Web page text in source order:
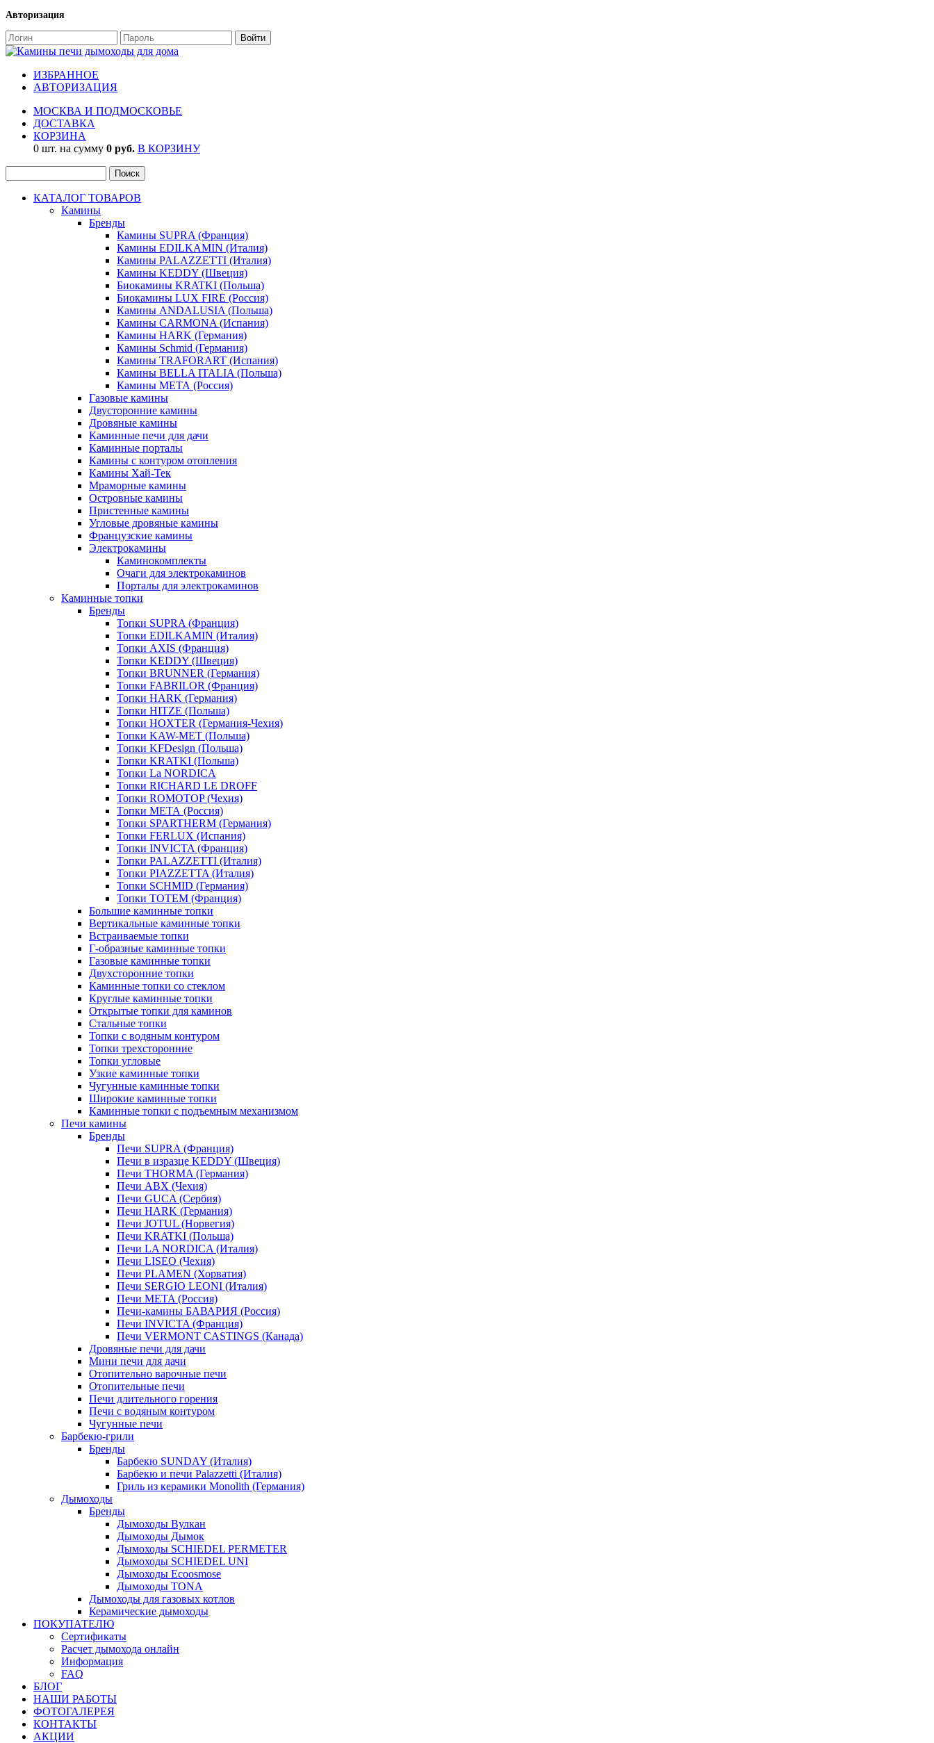
Авторизация
ИЗБРАННОЕ
АВТОРИЗАЦИЯ
МОСКВА И ПОДМОСКОВЬЕ
ДОСТАВКА
КОРЗИНА
0 шт. на сумму 0 руб. В КОРЗИНУ
КАТАЛОГ ТОВАРОВ
Камины
Бренды
Камины SUPRA (Франция)
Камины EDILKAMIN (Италия)
Камины PALAZZETTI (Италия)
Камины KEDDY (Швеция)
Биокамины KRATKI (Польша)
Биокамины LUX FIRE (Россия)
Камины ANDALUSIA (Польша)
Камины CARMONA (Испания)
Камины HARK (Германия)
Камины Schmid (Германия)
Камины TRAFORART (Испания)
Камины BELLA ITALIA (Польша)
Камины МЕТА (Россия)
Газовые камины
Двусторонние камины
Дровяные камины
Каминные печи для дачи
Каминные порталы
Камины с контуром отопления
Камины Хай-Тек
Мраморные камины
Островные камины
Пристенные камины
Угловые дровяные камины
Французские камины
Электрокамины
Каминокомплекты
Очаги для электрокаминов
Порталы для электрокаминов
Каминные топки
Бренды
Топки SUPRA (Франция)
Топки EDILKAMIN (Италия)
Топки AXIS (Франция)
Топки KEDDY (Швеция)
Топки BRUNNER (Германия)
Топки FABRILOR (Франция)
Топки HARK (Германия)
Топки HITZE (Польша)
Топки HOXTER (Германия-Чехия)
Топки KAW-MET (Польша)
Топки KFDesign (Польша)
Топки KRATKI (Польша)
Топки La NORDICA
Топки RICHARD LE DROFF
Топки ROMOTOP (Чехия)
Топки МЕТА (Россия)
Топки SPARTHERM (Германия)
Топки FERLUX (Испания)
Топки INVICTA (Франция)
Топки PALAZZETTI (Италия)
Топки PIAZZETTA (Италия)
Топки SCHMID (Германия)
Топки TOTEM (Франция)
Большие каминные топки
Вертикальные каминные топки
Встраиваемые топки
Г-образные каминные топки
Газовые каминные топки
Двухсторонние топки
Каминные топки со стеклом
Круглые каминные топки
Открытые топки для каминов
Стальные топки
Топки с водяным контуром
Топки трехсторонние
Топки угловые
Узкие каминные топки
Чугунные каминные топки
Широкие каминные топки
Каминные топки с подъемным механизмом
Печи камины
Бренды
Печи SUPRA (Франция)
Печи в изразце KEDDY (Швеция)
Печи THORMA (Германия)
Печи ABX (Чехия)
Печи GUCA (Сербия)
Печи HARK (Германия)
Печи JOTUL (Норвегия)
Печи KRATKI (Польша)
Печи LA NORDICA (Италия)
Печи LISEO (Чехия)
Печи PLAMEN (Хорватия)
Печи SERGIO LEONI (Италия)
Печи META (Россия)
Печи-камины БАВАРИЯ (Россия)
Печи INVICTA (Франция)
Печи VERMONT CASTINGS (Канада)
Дровяные печи для дачи
Мини печи для дачи
Отопительно варочные печи
Отопительные печи
Печи длительного горения
Печи с водяным контуром
Чугунные печи
Барбекю-грили
Бренды
Барбекю SUNDAY (Италия)
Барбекю и печи Palazzetti (Италия)
Гриль из керамики Monolith (Германия)
Дымоходы
Бренды
Дымоходы Вулкан
Дымоходы Дымок
Дымоходы SCHIEDEL PERMETER
Дымоходы SCHIEDEL UNI
Дымоходы Ecoosmose
Дымоходы TONA
Дымоходы для газовых котлов
Керамические дымоходы
ПОКУПАТЕЛЮ
Сертификаты
Расчет дымохода онлайн
Информация
FAQ
БЛОГ
НАШИ РАБОТЫ
ФОТОГАЛЕРЕЯ
КОНТАКТЫ
АКЦИИ